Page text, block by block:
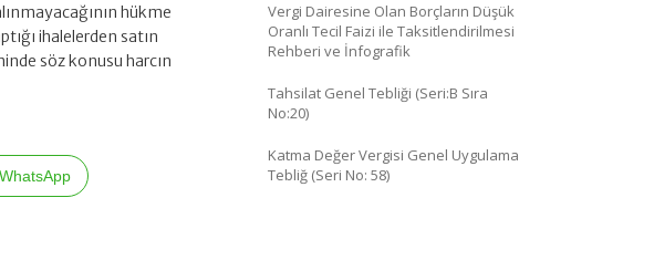
hükme
ihalelerden satın
söz konusu harcın
WhatsApp
Vergi Dairesine Olan Borçların Düşük
Oranlı Tecil Faizi ile Taksitlendirilmesi
Rehberi ve İnfografik
Tahsilat Genel Tebliği (Seri:B Sıra
No:20)
Katma Değer Vergisi Genel Uygulama
Tebliğ (Seri No: 58)